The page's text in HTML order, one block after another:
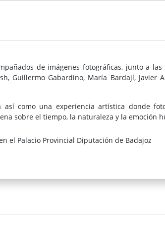
de imágenes fotográficas, junto a
Guillermo Gabardino, María Bardají, Javier
así como una experiencia artística donde
sobre el tiempo, la naturaleza y la emoción
el Palacio Provincial Diputación de Badajoz